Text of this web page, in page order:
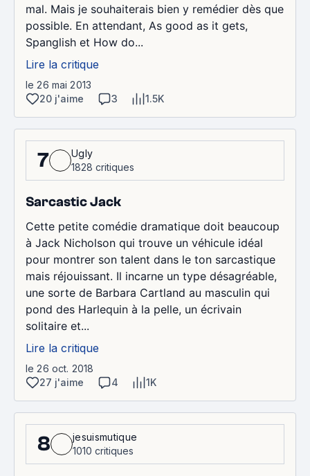
mal. Mais je souhaiterais bien y remédier dès que
possible. En attendant, As good as it gets,
Spanglish et How do...
Lire la critique
le 26 mai 2013
20 j'aime
3 1.5K
7
Ugly
1828 critiques
Sarcastic Jack
Cette petite comédie dramatique doit beaucoup
à Jack Nicholson qui trouve un véhicule idéal
pour montrer son talent dans le ton sarcastique
mais réjouissant. Il incarne un type désagréable,
une sorte de Barbara Cartland au masculin qui
pond des Harlequin à la pelle, un écrivain
solitaire et...
Lire la critique
le 26 oct. 2018
27 j'aime
4 1K
8
jesuismutique
1010 critiques